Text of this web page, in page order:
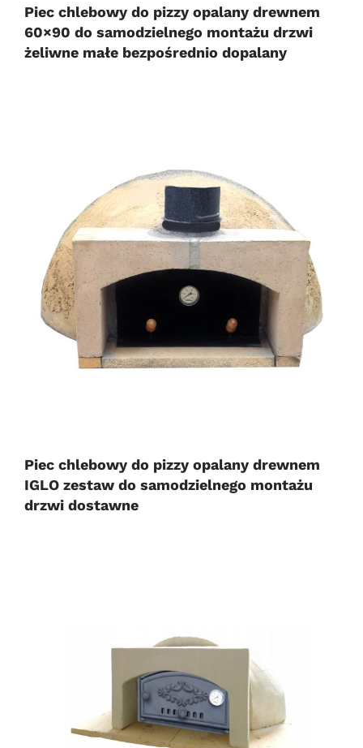
Piec chlebowy do pizzy opalany drewnem
60×90 do samodzielnego montażu drzwi
żeliwne małe bezpośrednio dopalany
Piec chlebowy do pizzy opalany drewnem
IGLO zestaw do samodzielnego montażu
drzwi dostawne